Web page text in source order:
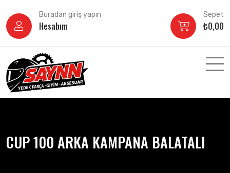
atla
Buradan giriş yapın
Hesabım
Sepet
₺0,00
CUP 100 ARKA KAMPANA BALATALI